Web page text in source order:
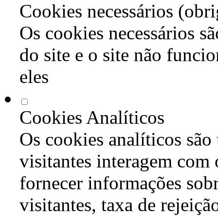
Cookies necessários
Os cookies necessários
do site e o site não
eles
Cookies Analíticos
Os cookies analíticos são
visitantes interagem com
fornecer informações
visitantes, taxa de